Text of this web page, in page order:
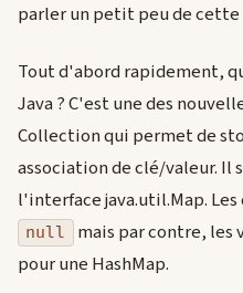
parler un petit peu de cette
Tout d'abord rapidement,
Java ? C'est une des
Collection qui permet de
association de clé/valeur. Il
l'interface java.util.Map.
null
mais par contre,
pour une HashMap.